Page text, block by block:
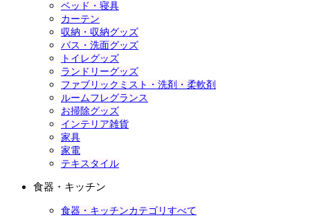
ベッド・寝具
カーテン
収納・収納グッズ
バス・洗面グッズ
トイレグッズ
ランドリーグッズ
ファブリックミスト・洗剤・柔軟剤
ルームフレグランス
お掃除グッズ
インテリア雑貨
家具
家電
テキスタイル
食器・キッチン
食器・キッチンカテゴリすべて